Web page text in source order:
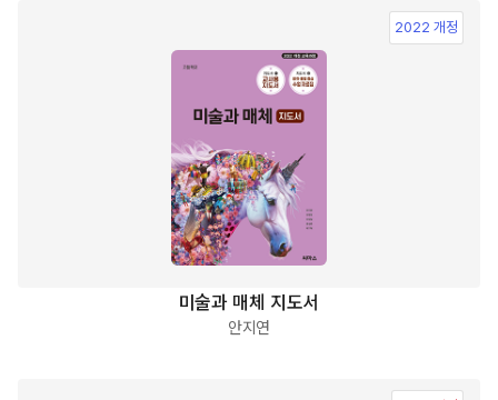
2022 개정
미술과 매체 지도서
안지연